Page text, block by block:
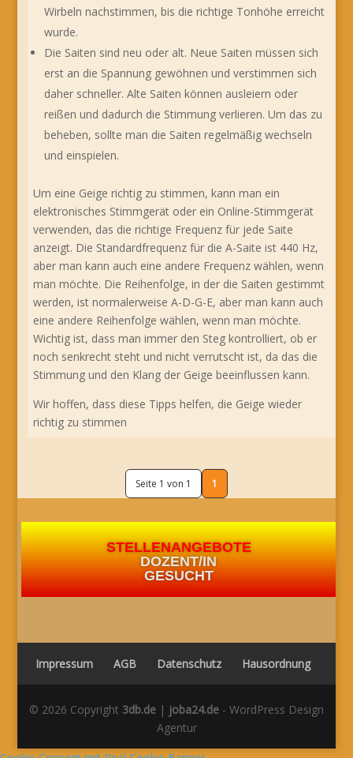
Wirbeln nachstimmen, bis die richtige Tonhöhe erreicht
wurde.
Die Saiten sind neu oder alt. Neue Saiten müssen sich
erst an die Spannung gewöhnen und verstimmen sich
daher schneller. Alte Saiten können ausleiern oder
reißen und dadurch die Stimmung verlieren. Um das zu
beheben, sollte man die Saiten regelmäßig wechseln
und einspielen.
Um eine Geige richtig zu stimmen, kann man ein
elektronisches Stimmgerät oder ein Online-Stimmgerät
verwenden, das die richtige Frequenz für jede Saite
anzeigt. Die Standardfrequenz für die A-Saite ist 440 Hz,
aber man kann auch eine andere Frequenz wählen, wenn
man möchte. Die Reihenfolge, in der die Saiten gestimmt
werden, ist normalerweise A-D-G-E, aber man kann auch
eine andere Reihenfolge wählen, wenn man möchte.
Wichtig ist, dass man immer den Steg kontrolliert, ob er
noch senkrecht steht und nicht verrutscht ist, da das die
Stimmung und den Klang der Geige beeinflussen kann.
Wir hoffen, dass diese Tipps helfen, die Geige wieder
richtig zu stimmen
Seite 1 von 1 1
STELLENANGEBOTE
DOZENT/IN
GESUCHT
Impressum AGB Datenschutz Hausordnung
© 2026 Copyright 3db.de | joba24.de - WordPress Design
Agentur